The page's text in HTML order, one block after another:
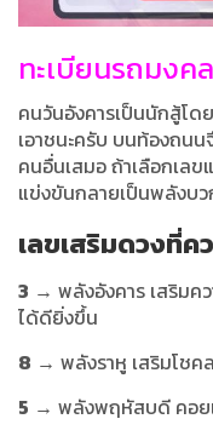
ทะเบียนรถมงค
คนวันอังคารเป็นนักสู้โด
เอาชนะครับ บนท้องถนน
คนอื่นเสมอ ถ้าเลือกเล
แข่งขันกลายเป็นพลังบว
เลขเสริมดวงที่ค
3 → พลังอังคาร เสริมค
ได้ดียิ่งขึ้น
8 → พลังราหู เสริมโชค
5 → พลังพฤหัสบดี คอยเ